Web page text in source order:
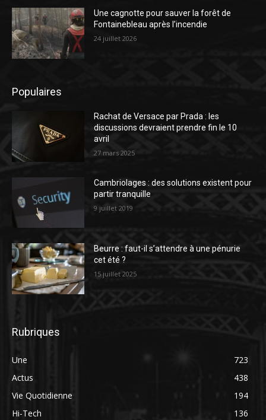
Une cagnotte pour sauver la forêt de
Fontainebleau après l’incendie
24 juillet 2026
Populaires
Rachat de Versace par Prada : les
discussions devraient prendre fin le 10
avril
27 mars 2025
Cambriolages : des solutions existent pour
partir tranquille
9 juillet 2019
Beurre : faut-il s’attendre à une pénurie
cet été ?
15 juillet 2025
Rubriques
Une
723
Actus
438
Vie Quotidienne
194
Hi-Tech
136